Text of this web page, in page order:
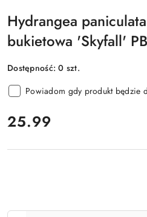
Hydrangea
bukietowa 'Skyfall'
Dostępność:0 szt.
Powiadom gdy produkt będzie
cena:
25.99